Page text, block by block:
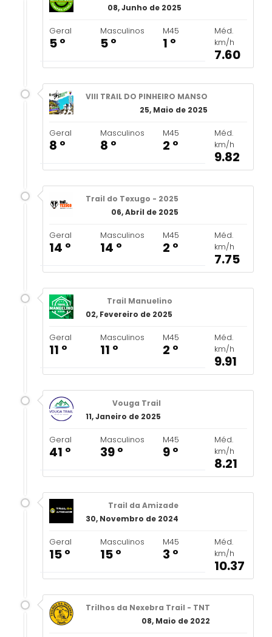
08, Junho de 2025
Geral
5 º
Masculinos
5 º
M45
1 º
Méd.
km/h
7.60
VIII TRAIL DO PINHEIRO MANSO
25, Maio de 2025
Geral
8 º
Masculinos
8 º
M45
2 º
Méd.
km/h
9.82
Trail do Texugo - 2025
06, Abril de 2025
Geral
14 º
Masculinos
14 º
M45
2 º
Méd.
km/h
7.75
Trail Manuelino
02, Fevereiro de 2025
Geral
11 º
Masculinos
11 º
M45
2 º
Méd.
km/h
9.91
Vouga Trail
11, Janeiro de 2025
Geral
41 º
Masculinos
39 º
M45
9 º
Méd.
km/h
8.21
Trail da Amizade
30, Novembro de 2024
Geral
15 º
Masculinos
15 º
M45
3 º
Méd.
km/h
10.37
Trilhos da Nexebra Trail - TNT
08, Maio de 2022